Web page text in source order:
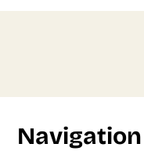
Navigation